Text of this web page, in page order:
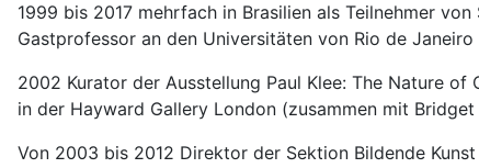
1999 bis 2017 mehrfach in Brasilien als Teilnehmer von
Gastprofessor an den Universitäten von Rio de Janeiro
2002 Kurator der Ausstellung Paul Klee: The Nature of
in der Hayward Gallery London (zusammen mit Bridget
Von 2003 bis 2012 Direktor der Sektion Bildende